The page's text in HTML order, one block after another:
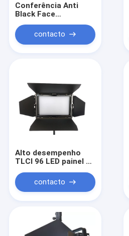
Conferência Anti
Black Face
Incorporado Elétrico
Flip Surface Light
contacto
Alto desempenho
TLCI 96 LED painel de
iluminação de
estúdio ((polar
contacto